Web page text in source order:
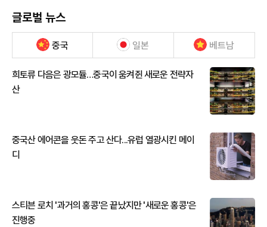
글로벌 뉴스
중국 일본 베트남
희토류 다음은 광모듈…중국이 움켜쥔 새로운 전략자
산
중국산 에어콘을 웃돈 주고 산다...유럽 열광시킨 메이
디
스티븐 로치 '과거의 홍콩'은 끝났지만 '새로운 홍콩'은
진행중